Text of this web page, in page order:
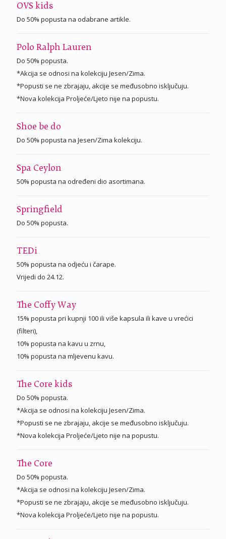
OVS kids
Do 50% popusta na odabrane artikle.
Polo Ralph Lauren
Do 50% popusta.
*Akcija se odnosi na kolekciju Jesen/Zima.
*Popusti se ne zbrajaju, akcije se međusobno isključuju.
*Nova kolekcija Proljeće/Ljeto nije na popustu.
Shoe be do
Do 50% popusta na Jesen/Zima kolekciju.
Spa Ceylon
50% popusta na određeni dio asortimana.
Springfield
Do 50% popusta.
TEDi
50% popusta na odjeću i čarape.
Vrijedi do 24.12.
The Coffy Way
15% popusta pri kupnji 100 ili više kapsula ili kave u vrećici
(filteri),
10% popusta na kavu u zrnu,
10% popusta na mljevenu kavu.
The Core kids
Do 50% popusta.
*Akcija se odnosi na kolekciju Jesen/Zima.
*Popusti se ne zbrajaju, akcije se međusobno isključuju.
*Nova kolekcija Proljeće/Ljeto nije na popustu.
The Core
Do 50% popusta.
*Akcija se odnosi na kolekciju Jesen/Zima.
*Popusti se ne zbrajaju, akcije se međusobno isključuju.
*Nova kolekcija Proljeće/Ljeto nije na popustu.